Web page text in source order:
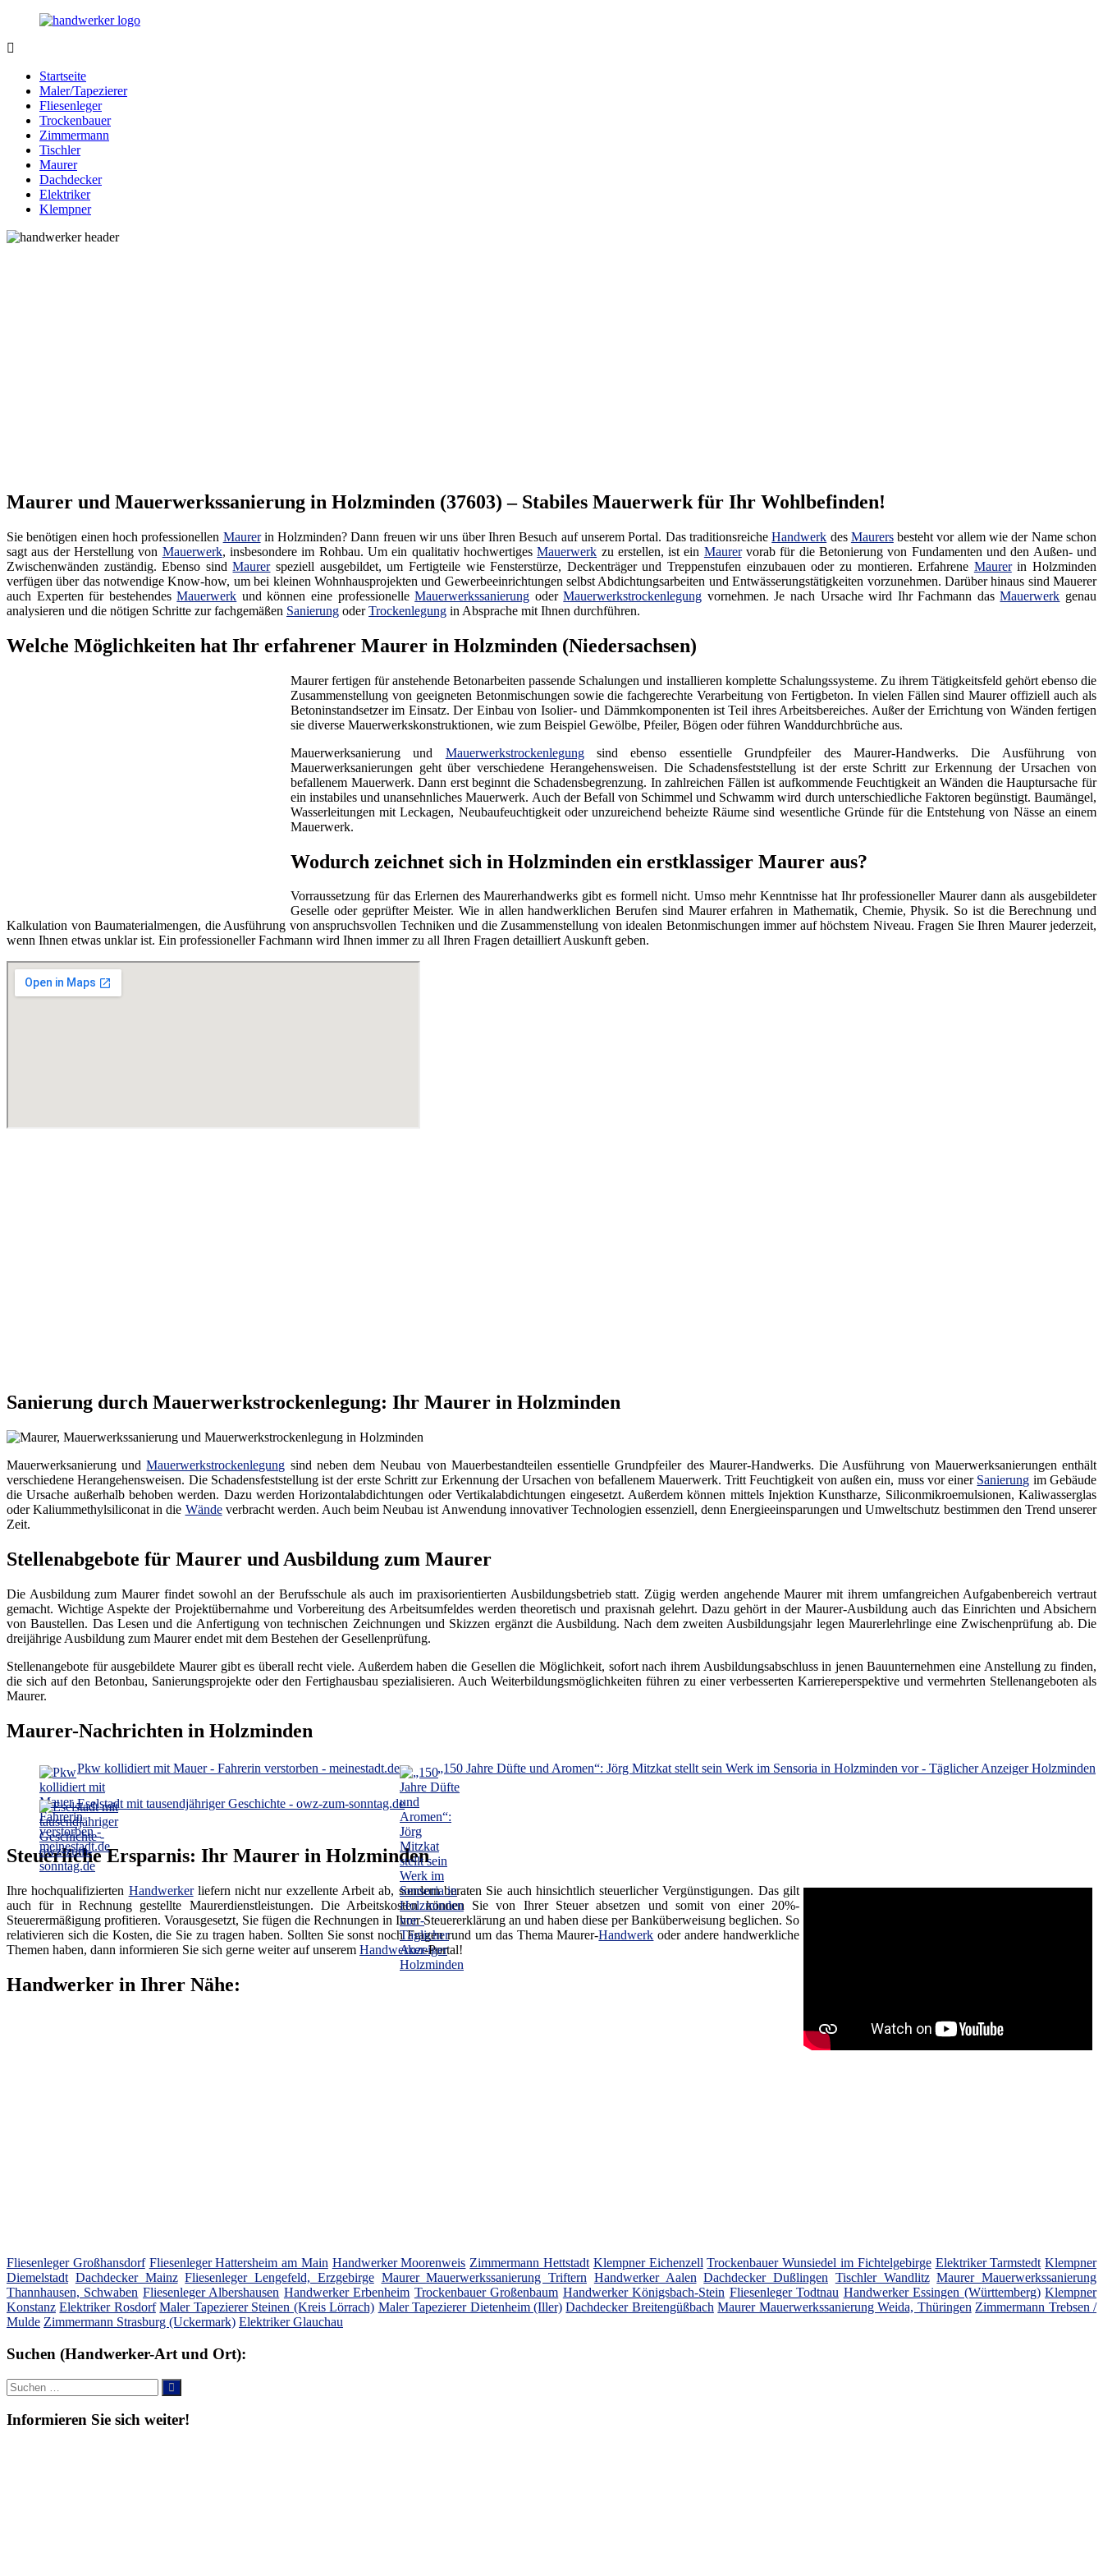
Zurück
Inhalt
Handwerker.de
Ihrer
Nähe
Startseite
Maler/Tapezierer
Fliesenleger
Trockenbauer
Zimmermann
Tischler
Maurer
Dachdecker
Elektriker
Klempner
Maurer und Mauerwerkssanierung in Holzminden (37603) – Stabiles Mauerwerk für Ihr Wohlbefinden!
Sie benötigen einen hoch professionellen Maurerin Holzminden? Dann freuen wir uns über Ihren Besuch auf unserem Portal. Das traditionsreicheHandwerk des Maurersbesteht vor allem wie der Name schon
sagt aus der Herstellung von Mauerwerk, insbesondere im Rohbau. Um ein qualitativ hochwertigesMauerwerk zu erstellen, ist ein Maurervorab für die Betonierung von Fundamenten und den Außen- und
Zwischenwänden zuständig. Ebenso sindMaurerspeziell ausgebildet, um Fertigteile wie Fensterstürze, Deckenträger und Treppenstufen einzubauen oder zu montieren. Erfahrene Maurerin Holzminden
verfügen über das notwendige Know-how, um bei kleinen Wohnhausprojekten und Gewerbeeinrichtungen selbst Abdichtungsarbeiten und Entwässerungstätigkeiten vorzunehmen. Darüber hinaus sind Mauerer
auch Experten für bestehendesMauerwerk und können eine professionelleMauerwerkssanierung oderMauerwerkstrockenlegung vornehmen. Je nach Ursache wird Ihr Fachmann dasMauerwerk genau
analysieren und die nötigen Schritte zur fachgemäßen Sanierung oderTrockenlegung in Absprache mit Ihnen durchführen.
Welche Möglichkeiten hat Ihr erfahrener Maurer in Holzminden (Niedersachsen)
Maurer fertigen für anstehende Betonarbeiten passende Schalungen und installieren komplette Schalungssysteme. Zu ihrem Tätigkeitsfeld gehört ebenso die
Zusammenstellung von geeigneten Betonmischungen sowie die fachgerechte Verarbeitung von Fertigbeton. In vielen Fällen sind Maurer offiziell auch als
Betoninstandsetzer im Einsatz. Der Einbau von Isolier- und Dämmkomponenten ist Teil ihres Arbeitsbereiches. Außer der Errichtung von Wänden fertigen
sie diverse Mauerwerkskonstruktionen, wie zum Beispiel Gewölbe, Pfeiler, Bögen oder führen Wanddurchbrüche aus.
Mauerwerksanierung und Mauerwerkstrockenlegungsind ebenso essentielle Grundpfeiler des Maurer-Handwerks. Die Ausführung von
Mauerwerksanierungen geht über verschiedene Herangehensweisen. Die Schadensfeststellung ist der erste Schritt zur Erkennung der Ursachen von
befallenem Mauerwerk. Dann erst beginnt die Schadensbegrenzung. In zahlreichen Fällen ist aufkommende Feuchtigkeit an Wänden die Hauptursache für
ein instabiles und unansehnliches Mauerwerk. Auch der Befall von Schimmel und Schwamm wird durch unterschiedliche Faktoren begünstigt. Baumängel,
Wasserleitungen mit Leckagen, Neubaufeuchtigkeit oder unzureichend beheizte Räume sind wesentliche Gründe für die Entstehung von Nässe an einem
Mauerwerk.
Wodurch zeichnet sich in Holzminden ein erstklassiger Maurer aus?
Vorraussetzung für das Erlernen des Maurerhandwerks gibt es formell nicht. Umso mehr Kenntnisse hat Ihr professioneller Maurer dann als ausgebildeter
Geselle oder geprüfter Meister. Wie in allen handwerklichen Berufen sind Maurer erfahren in Mathematik, Chemie, Physik. So ist die Berechnung und
Kalkulation von Baumaterialmengen, die Ausführung von anspruchsvollen Techniken und die Zusammenstellung von idealen Betonmischungen immer auf höchstem Niveau. Fragen Sie Ihren Maurer jederzeit,
wenn Ihnen etwas unklar ist. Ein professioneller Fachmann wird Ihnen immer zu all Ihren Fragen detailliert Auskunft geben.
Sanierung durch Mauerwerkstrockenlegung: Ihr Maurer in Holzminden
Mauerwerksanierung undMauerwerkstrockenlegung sind neben dem Neubau von Mauerbestandteilen essentielle Grundpfeiler des Maurer-Handwerks. Die Ausführung von Mauerwerksanierungen enthält
verschiedene Herangehensweisen. Die Schadensfeststellung ist der erste Schritt zur Erkennung der Ursachen von befallenem Mauerwerk. Tritt Feuchtigkeit von außen ein, muss vor einer Sanierung im Gebäude
die Ursache außerhalb behoben werden. Dazu werden Horizontalabdichtungen oder Vertikalabdichtungen eingesetzt. Außerdem können mittels Injektion Kunstharze, Siliconmikroemulsionen, Kaliwasserglas
oder Kaliummethylsiliconat in die Wändeverbracht werden. Auch beim Neubau ist Anwendung innovativer Technologien essenziell, denn Energieeinsparungen und Umweltschutz bestimmen den Trend unserer
Zeit.
Stellenabgebote für Maurer und Ausbildung zum Maurer
Die Ausbildung zum Maurer findet sowohl an der Berufsschule als auch im praxisorientierten Ausbildungsbetrieb statt. Zügig werden angehende Maurer mit ihrem umfangreichen Aufgabenbereich vertraut
gemacht. Wichtige Aspekte der Projektübernahme und Vorbereitung des Arbeitsumfeldes werden theoretisch und praxisnah gelehrt. Dazu gehört in der Maurer-Ausbildung auch das Einrichten und Absichern
von Baustellen. Das Lesen und die Anfertigung von technischen Zeichnungen und Skizzen ergänzt die Ausbildung. Nach dem zweiten Ausbildungsjahr legen Maurerlehrlinge eine Zwischenprüfung ab. Die
dreijährige Ausbildung zum Maurer endet mit dem Bestehen der Gesellenprüfung.
Stellenangebote für ausgebildete Maurer gibt es überall recht viele. Außerdem haben die Gesellen die Möglichkeit, sofort nach ihrem Ausbildungsabschluss in jenen Bauunternehmen eine Anstellung zu finden,
die sich auf den Betonbau, Sanierungsprojekte oder den Fertighausbau spezialisieren. Auch Weiterbildungsmöglichkeiten führen zu einer verbesserten Karriereperspektive und vermehrten Stellenangeboten als
Maurer.
Maurer-Nachrichten in Holzminden
Pkw kollidiert mit Mauer - Fahrerin verstorben - meinestadt.de „150 Jahre Düfte und Aromen“: Jörg Mitzkat stellt sein Werk im Sensoria in Holzminden vor - Täglicher Anzeiger Holzminden
Eselstadt mit tausendjähriger Geschichte - owz-zum-sonntag.de
Steuerliche Ersparnis: Ihr Maurer in Holzminden
Ihre hochqualifizierten Handwerkerliefern nicht nur exzellente Arbeit ab, sondern beraten Sie auch hinsichtlich steuerlicher Vergünstigungen. Das gilt
auch für in Rechnung gestellte Maurerdienstleistungen. Die Arbeitskosten können Sie von Ihrer Steuer absetzen und somit von einer 20%-
Steuerermäßigung profitieren. Vorausgesetzt, Sie fügen die Rechnungen in Ihrer Steuererklärung an und haben diese per Banküberweisung beglichen. So
relativieren sich die Kosten, die Sie zu tragen haben. Sollten Sie sonst noch Fragen rund um das Thema Maurer-Handwerk oder andere handwerkliche
Themen haben, dann informieren Sie sich gerne weiter auf unserem Handwerker-Portal!
Handwerker in Ihrer Nähe:
Fliesenleger Großhansdorf Fliesenleger Hattersheim am Main Handwerker Moorenweis Zimmermann Hettstadt Klempner Eichenzell Trockenbauer Wunsiedel im Fichtelgebirge Elektriker Tarmstedt Klempner
Diemelstadt Dachdecker Mainz Fliesenleger Lengefeld, Erzgebirge Maurer Mauerwerkssanierung Triftern Handwerker Aalen Dachdecker Dußlingen Tischler Wandlitz Maurer Mauerwerkssanierung
Thannhausen, Schwaben Fliesenleger Albershausen Handwerker Erbenheim Trockenbauer Großenbaum Handwerker Königsbach-Stein Fliesenleger Todtnau Handwerker Essingen (Württemberg) Klempner
Konstanz Elektriker Rosdorf Maler Tapezierer Steinen (Kreis Lörrach) Maler Tapezierer Dietenheim (Iller) Dachdecker Breitengüßbach Maurer Mauerwerkssanierung Weida, Thüringen Zimmermann Trebsen /
Mulde Zimmermann Strasburg (Uckermark) Elektriker Glauchau
Suchen (Handwerker-Art und Ort):
Suche
nach:
Suchen
Informieren Sie sich weiter!